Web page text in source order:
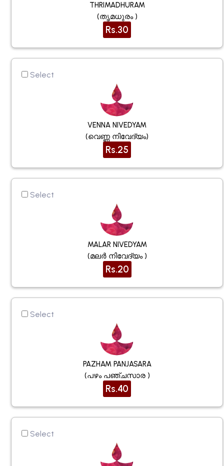
THRIMADHURAM
(തൃമധുരം )
Rs.30
Select
VENNA NIVEDYAM
(വെണ്ണ നിവേദ്യം)
Rs.25
Select
MALAR NIVEDYAM
(മലർ നിവേദ്യം )
Rs.20
Select
PAZHAM PANJASARA
(പഴം പഞ്ചസാര )
Rs.40
Select